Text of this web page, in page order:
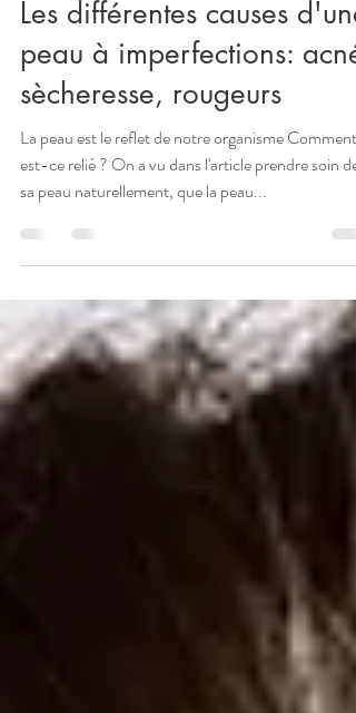
1 févr. 2024 4 min de lecture
Les différentes causes d'une
peau à imperfections: acné,
sècheresse, rougeurs
La peau est le reflet de notre organisme Comment
est-ce relié ? On a vu dans l'article prendre soin de
sa peau naturellement, que la peau...